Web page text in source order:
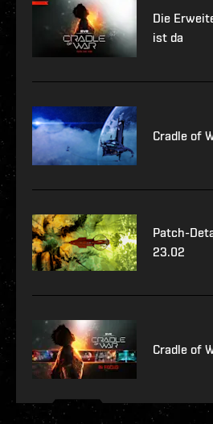
Die
ist da
Cradle of
Patch-
23.02
Cradle of